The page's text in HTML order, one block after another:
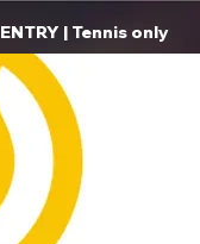
ENTRY | Tennis only